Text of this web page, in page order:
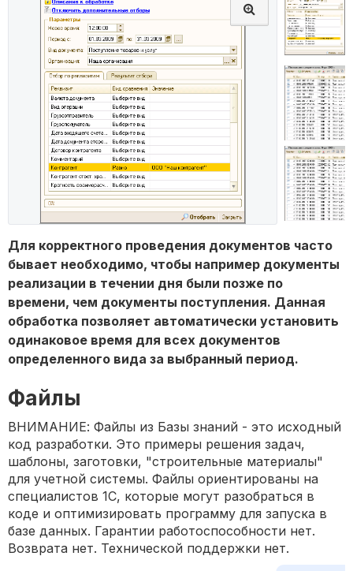
Для корректного проведения документов часто
бывает необходимо, чтобы например документы
реализации в течении дня были позже по
времени, чем документы поступления. Данная
обработка позволяет автоматически установить
одинаковое время для всех документов
определенного вида за выбранный период.
Файлы
ВНИМАНИЕ: Файлы из Базы знаний - это исходный
код разработки. Это примеры решения задач,
шаблоны, заготовки, "строительные материалы"
для учетной системы. Файлы ориентированы на
специалистов 1С, которые могут разобраться в
коде и оптимизировать программу для запуска в
базе данных. Гарантии работоспособности нет.
Возврата нет. Технической поддержки нет.